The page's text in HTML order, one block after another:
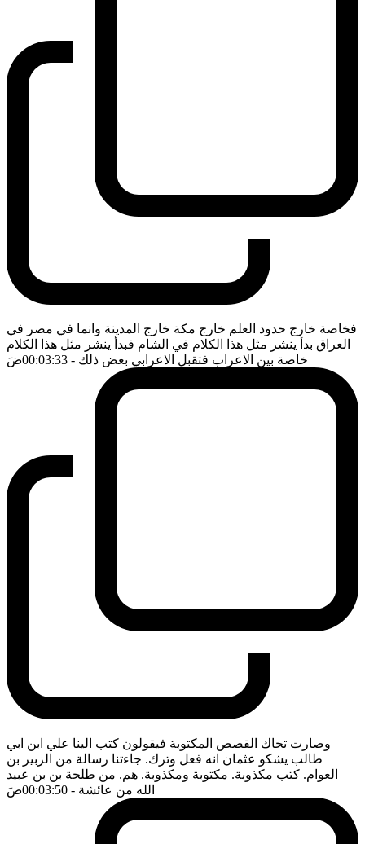
فخاصة خارج حدود العلم خارج مكة خارج المدينة وانما في مصر في
العراق بدأ ينشر مثل هذا الكلام في الشام فبدأ ينشر مثل هذا الكلام
خاصة بين الاعراب فتقبل الاعرابي بعض ذلك - 00:03:33 ضَ
وصارت تحاك القصص المكتوبة فيقولون كتب الينا علي ابن ابي
طالب يشكو عثمان انه فعل وترك. جاءتنا رسالة من الزبير بن
العوام. كتب مكذوبة. مكتوبة ومكذوبة. هم. من طلحة بن بن عبيد
الله من عائشة - 00:03:50 ضَ